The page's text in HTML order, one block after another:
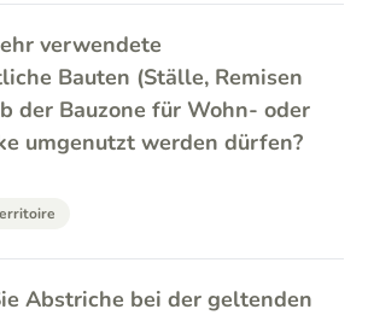
verwendete
Bauten (Ställe, Remisen
der Bauzone für Wohn- oder
umgenutzt werden dürfen?
Abstriche bei der geltenden